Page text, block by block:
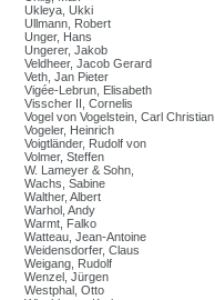
Ukleya, Ukki
Ullmann, Robert
Unger, Hans
Ungerer, Jakob
Veldheer, Jacob Gerard
Veth, Jan Pieter
Vigée-Lebrun, Elisabeth
Visscher II, Cornelis
Vogel von Vogelstein, Carl Christian
Vogeler, Heinrich
Voigtländer, Rudolf von
Volmer, Steffen
W. Lameyer & Sohn,
Wachs, Sabine
Walther, Albert
Warhol, Andy
Warmt, Falko
Watteau, Jean-Antoine
Weidensdorfer, Claus
Weigang, Rudolf
Wenzel, Jürgen
Westphal, Otto